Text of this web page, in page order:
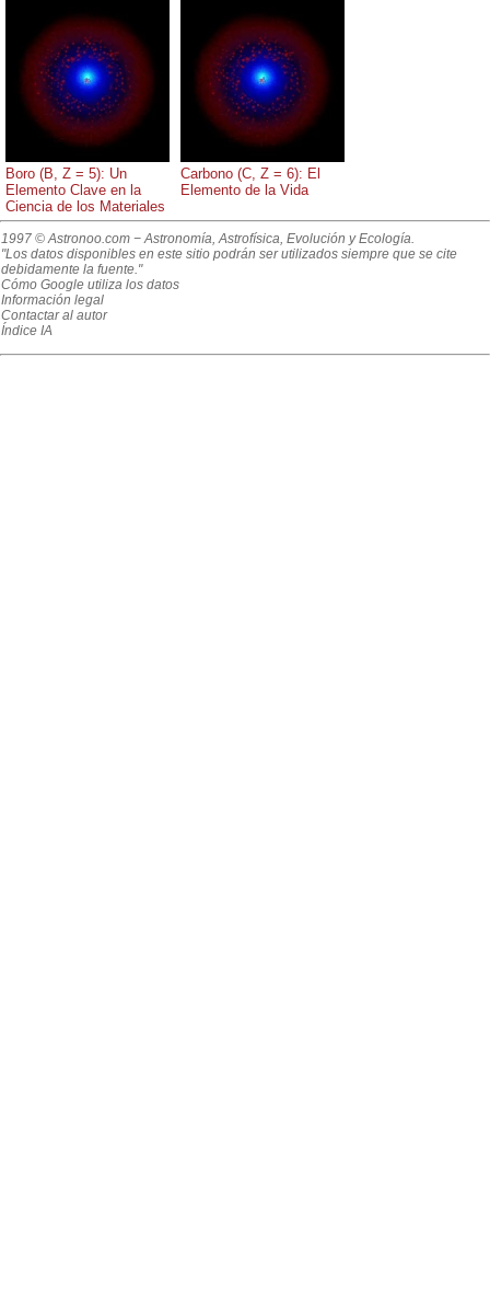
Boro (B, Z = 5): Un
Elemento Clave en la
Ciencia de los Materiales
Carbono (C, Z = 6): El
Elemento de la Vida
1997 © Astronoo.com − Astronomía, Astrofísica, Evolución y Ecología.
"Los datos disponibles en este sitio podrán ser utilizados siempre que se cite
debidamente la fuente."
Cómo Google utiliza los datos
Información legal
Contactar al autor
Índice IA